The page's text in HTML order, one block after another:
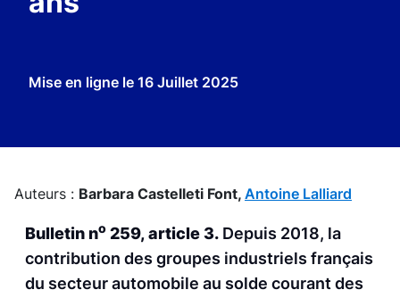
Mise en ligne le 16 Juillet 2025
Auteurs : Barbara Castelleti Font, Antoine Lalliard
Bulletin no 259, article 3. Depuis 2018, la
contribution des groupes industriels français
du secteur automobile au solde courant des